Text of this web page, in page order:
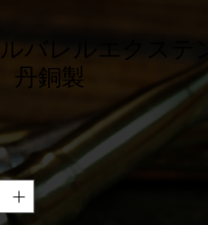
バレルエクステ
銅製